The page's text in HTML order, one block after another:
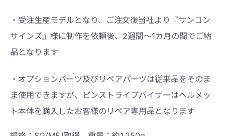
・受注生産モデルとなり、ご注文後当社より『サンコン
サインズ』様に制作を依頼後、 2週間～1カ月の間でご納
品となります
・オプションパーツ及びリペアパーツは従来品をそのま
ま使用できますが、ピンストライプバイザーはヘルメッ
ト本体を購入したお客様のリペア専用品となります